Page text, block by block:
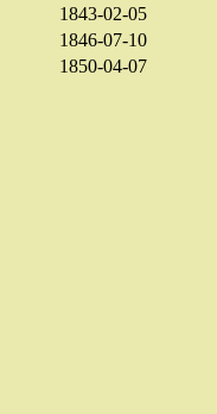
1843-02-05
1846-07-10
1850-04-07